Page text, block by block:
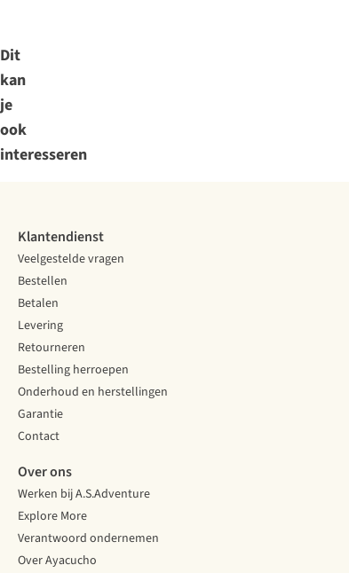
Dit
kan
je
ook
interesseren
Klantendienst
Veelgestelde vragen
Bestellen
Betalen
Levering
Retourneren
Bestelling herroepen
Onderhoud en herstellingen
Garantie
Contact
Over ons
Werken bij A.S.Adventure
Explore More
Verantwoord ondernemen
Over Ayacucho